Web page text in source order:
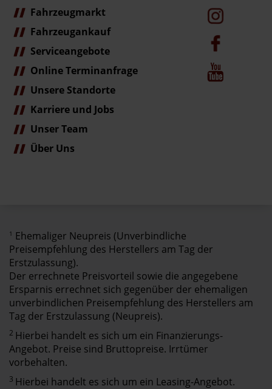
Fahrzeugmarkt
Fahrzeugankauf
Serviceangebote
Online Terminanfrage
Unsere Standorte
Karriere und Jobs
Unser Team
Über Uns
1 Ehemaliger Neupreis (Unverbindliche
Preisempfehlung des Herstellers am Tag der
Erstzulassung).
Der errechnete Preisvorteil sowie die angegebene
Ersparnis errechnet sich gegenüber der ehemaligen
unverbindlichen Preisempfehlung des Herstellers am
Tag der Erstzulassung (Neupreis).
2 Hierbei handelt es sich um ein Finanzierungs-
Angebot. Preise sind Bruttopreise. Irrtümer
vorbehalten.
3 Hierbei handelt es sich um ein Leasing-Angebot.